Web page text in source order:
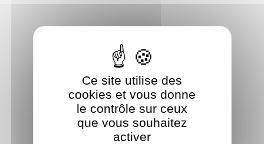
Ce site utilise des
cookies et vous donne
le contrôle sur ceux
que vous souhaitez
activer